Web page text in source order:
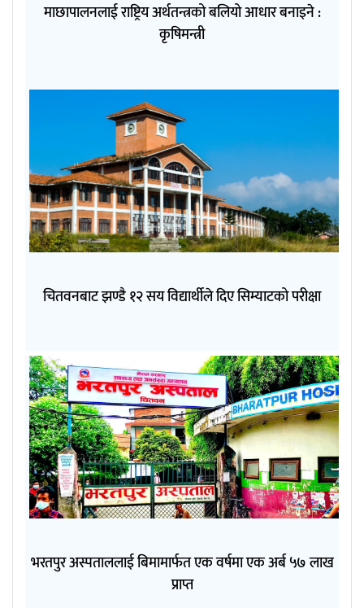
माछापालनलाई राष्ट्रिय अर्थतन्त्रको बलियो आधार बनाइने :
कृषिमन्त्री
चितवनबाट झण्डै १२ सय विद्यार्थीले दिए सिम्याटको परीक्षा
भरतपुर अस्पताललाई बिमामार्फत एक वर्षमा एक अर्ब ५७ लाख
प्राप्त